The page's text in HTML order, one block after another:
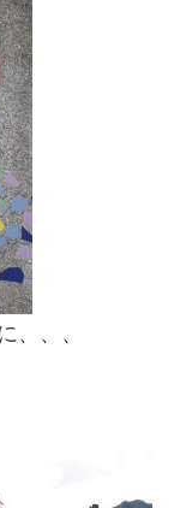
、、、